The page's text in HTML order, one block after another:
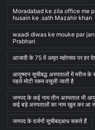
Moradabad ke zila office me
husain ke .sath Mazahir khan
waadi diwas ke mouke par
Prabhari
आजादी के 75 वें अमृत महोत्सव पर हर
आयुष्मान सूचीबद्ध अस्पतालों में मरीज के
पहले मोटी रकम वसूली जाती है
जनपद के कई नाम तीन अस्पताल भी
कई बड़े अस्पतालों का नाम खुल कर आ
जनपद के दर्जनों सूचीबद्आध सकते हैं